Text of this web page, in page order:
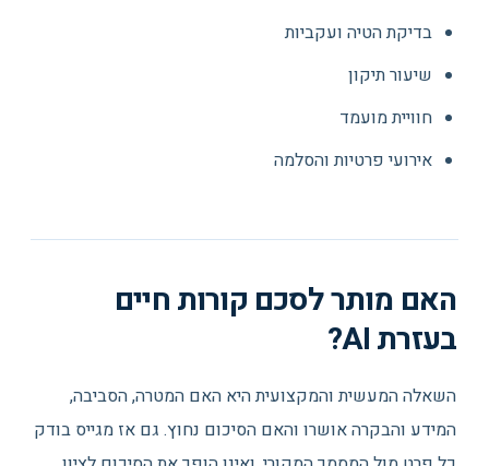
בדיקת הטיה ועקביות
שיעור תיקון
חוויית מועמד
אירועי פרטיות והסלמה
האם מותר לסכם קורות חיים
בעזרת AI?
השאלה המעשית והמקצועית היא האם המטרה, הסביבה,
המידע והבקרה אושרו והאם הסיכום נחוץ. גם אז מגייס בודק